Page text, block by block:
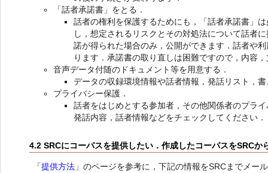
「話者承諾書」をとる．
話者の権利を保護するためにも，「話者承諾書」
し，想定されるリスクとその対処法について話者
諾が得られた場合のみ，公開ができます．話者や
ります．承諾書の取り直しは困難ですので，内容
音声データ付随のドキュメント等を用意する．
データの収録環境情報や話者情報，発話リスト，
プライバシー保護．
話者をはじめとする参加者，その他関係者のプラ
発話内容，話者情報などをチェックしてください．
4.2 SRCにコーパスを提供したい．作成したコーパスをSRCか
「提供方法 」のページを参考に，下記の情報をSRCまでメー